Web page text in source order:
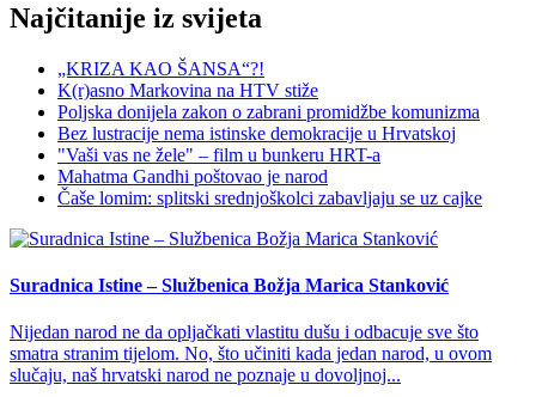
Najčitanije iz svijeta
„KRIZA KAO ŠANSA“?!
K(r)asno Markovina na HTV stiže
Poljska donijela zakon o zabrani promidžbe komunizma
Bez lustracije nema istinske demokracije u Hrvatskoj
"Vaši vas ne žele" – film u bunkeru HRT-a
Mahatma Gandhi poštovao je narod
Čaše lomim: splitski srednjoškolci zabavljaju se uz cajke
Suradnica Istine – Službenica Božja Marica Stanković
Nijedan narod ne da opljačkati vlastitu dušu i odbacuje sve što
smatra stranim tijelom. No, što učiniti kada jedan narod, u ovom
slučaju, naš hrvatski narod ne poznaje u dovoljnoj...